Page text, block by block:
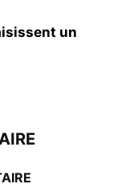
un